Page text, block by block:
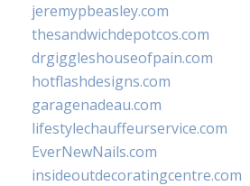
jeremypbeasley.com
thesandwichdepotcos.com
drgiggleshouseofpain.com
hotflashdesigns.com
garagenadeau.com
lifestylechauffeurservice.com
EverNewNails.com
insideoutdecoratingcentre.com